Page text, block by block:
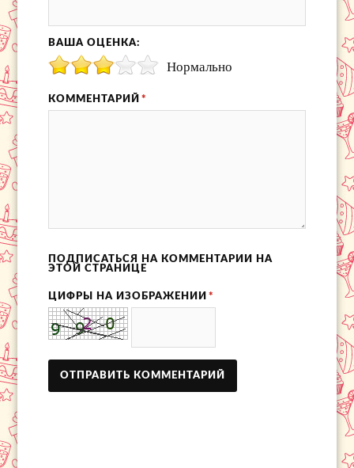
ВАША ОЦЕНКА:
Нормально
КОММЕНТАРИЙ *
ПОДПИСАТЬСЯ НА КОММЕНТАРИИ НА
ЭТОЙ СТРАНИЦЕ
ЦИФРЫ НА ИЗОБРАЖЕНИИ *